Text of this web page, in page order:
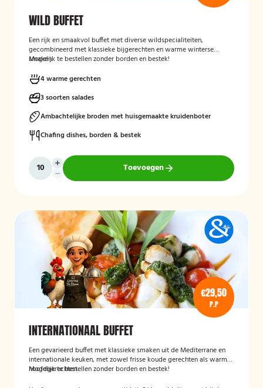
WILD BUFFET
Een rijk en smaakvol buffet met diverse wildspecialiteiten,
gecombineerd met klassieke bijgerechten en warme winterse
smaken.
Mogelijk te bestellen zonder borden en bestek!
4 warme gerechten
3 soorten salades
Ambachtelijke broden met huisgemaakte kruidenboter
Chafing dishes, borden & bestek
Toevoegen
€29,50
P.P
INTERNATIONAAL BUFFET
Een gevarieerd buffet met klassieke smaken uit de Mediterrane en
internationale keuken, met zowel frisse koude gerechten als warme
hoofdgerechten.
Mogelijk te bestellen zonder borden en bestek!